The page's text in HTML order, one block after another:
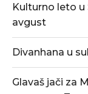
Kulturno leto u
avgust
Divanhana u
Glavaš jači za